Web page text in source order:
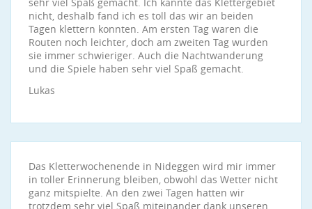
nicht, deshalb fand ich es toll das wir an beiden
Tagen klettern konnten. Am ersten Tag waren die
Routen noch leichter, doch am zweiten Tag wurden
sie immer schwieriger. Auch die Nachtwanderung
und die Spiele haben sehr viel Spaß gemacht.
Lukas
Das Kletterwochenende in Nideggen wird mir immer
in toller Erinnerung bleiben, obwohl das Wetter nicht
ganz mitspielte. An den zwei Tagen hatten wir
trotzdem sehr viel Spaß miteinander dank unseren